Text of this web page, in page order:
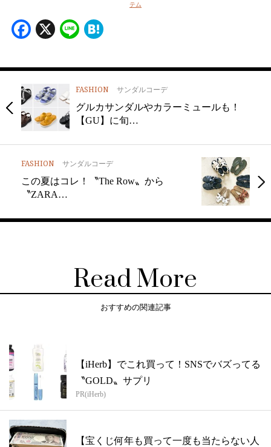
テム
Facebook
X Line
FASHION サンダルコーデ
グルカサンダルやカラーミュールも！
【GU】に旬…
FASHION サンダルコーデ
この夏はコレ！〝The Row〟から
〝ZARA…
Read More
おすすめの関連記事
【iHerb】でこれ買って！SNSでバズってる
〝GOLD〟サプリ
PR(iHerb)
【宝くじ何年も買って一度も当たらない人